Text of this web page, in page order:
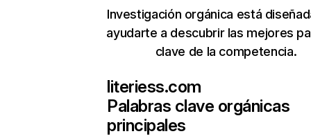
Investigación orgánica está
ayudarte a descubrir las mejores
clave de la competencia.
literiess.com
Palabras clave orgánicas
principales